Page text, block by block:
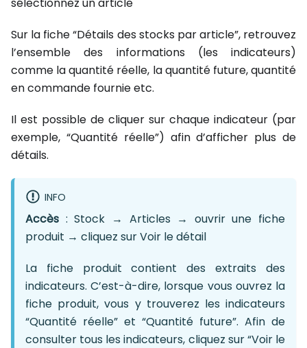
Sur la fiche “Détails des stocks par article”, retrouvez
l’ensemble des informations (les indicateurs)
comme la quantité réelle, la quantité future, quantité
en commande fournie etc.
Il est possible de cliquer sur chaque indicateur (par
exemple, “Quantité réelle”) afin d’afficher plus de
détails.
INFO
Accès : Stock → Articles → ouvrir une fiche
produit → cliquez sur Voir le détail
La fiche produit contient des extraits des
indicateurs. C’est-à-dire, lorsque vous ouvrez la
fiche produit, vous y trouverez les indicateurs
“Quantité réelle” et “Quantité future”. Afin de
consulter tous les indicateurs, cliquez sur “Voir le